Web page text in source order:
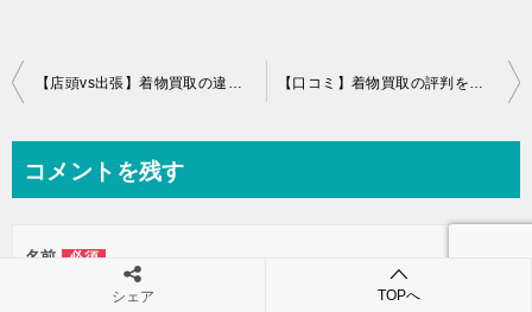
投
ビ
【店頭vs出張】着物買取の違いを比較 【口コミ】着物買取の評判を見るときの注意点
コメントを残す
名前 必須
シェア TOPへ